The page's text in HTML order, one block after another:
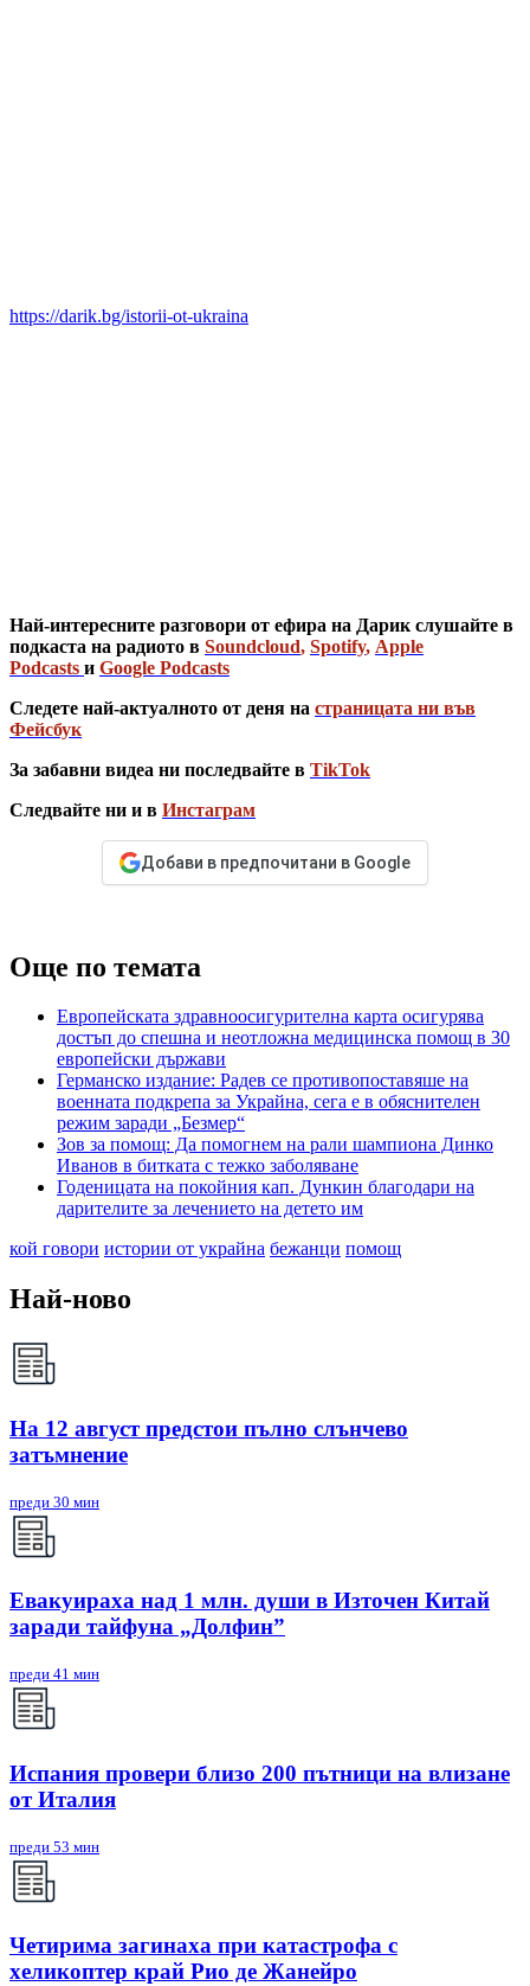
https://darik.bg/istorii-ot-ukraina
Най-интересните разговори от ефира на Дарик слушайте в
подкаста на радиото в Soundcloud, Spotify, Apple
Podcasts и Google Podcasts
Следете най-актуалното от деня на страницата ни във
Фейсбук
За забавни видеа ни последвайте в TikTok
Следвайте ни и в Инстаграм
Добави в предпочитани в Google
Още по темата
Европейската здравноосигурителна карта осигурява
достъп до спешна и неотложна медицинска помощ в 30
европейски държави
Германско издание: Радев се противопоставяше на
военната подкрепа за Украйна, сега е в обяснителен
режим заради „Безмер“
Зов за помощ: Да помогнем на рали шампиона Динко
Иванов в битката с тежко заболяване
Годеницата на покойния кап. Дункин благодари на
дарителите за лечението на детето им
кой говори истории от украйна бежанци помощ
Най-ново
На 12 август предстои пълно слънчево
затъмнение
преди 30 мин
Евакуираха над 1 млн. души в Източен Китай
заради тайфуна „Долфин”
преди 41 мин
Испания провери близо 200 пътници на влизане
от Италия
преди 53 мин
Четирима загинаха при катастрофа с
хеликоптер край Рио де Жанейро